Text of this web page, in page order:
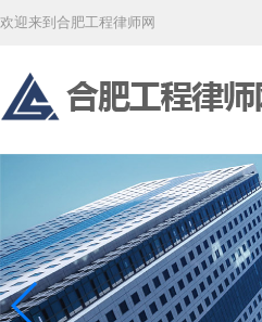
欢迎来到合肥工程律师网